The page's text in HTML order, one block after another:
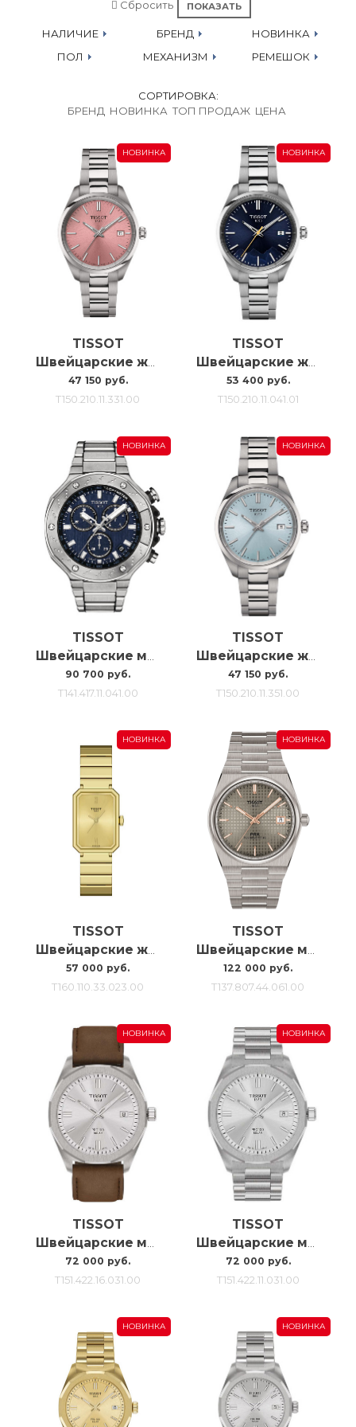
Сбросить
НАЛИЧИЕ БРЕНД
НОВИНКА
ПОЛ
МЕХАНИЗМ РЕМЕШОК
СОРТИРОВКА:
БРЕНД НОВИНКА ТОП ПРОДАЖ ЦЕНА
НОВИНКА
TISSOT
Швейцарские женские наручные часы Tissot Pr100 34mm T150.210.11.331.00
47 150 руб.
T150.210.11.331.00
НОВИНКА
TISSOT
Швейцарские женские наручные часы Tissot Pr 100 Jungfraubahn 34MM
53 400 руб.
T150.210.11.041.01
НОВИНКА
TISSOT
90 700 руб.
T141.417.11.041.00
НОВИНКА
TISSOT
Швейцарские женские наручные часы Tissot Pr100 T150.210.11.351.00
47 150 руб.
T150.210.11.351.00
НОВИНКА
TISSOT
57 000 руб.
T160.110.33.023.00
НОВИНКА
TISSOT
122 000 руб.
T137.807.44.061.00
НОВИНКА
TISSOT
Швейцарские мужские часы Tissot Prc100 Solar Quartz T151.422.16.031.00
72 000 руб.
T151.422.16.031.00
НОВИНКА
TISSOT
Швейцарские мужские часы Tissot Prc100 Solar Quartz T151.422.11.031.00
72 000 руб.
T151.422.11.031.00
НОВИНКА НОВИНКА